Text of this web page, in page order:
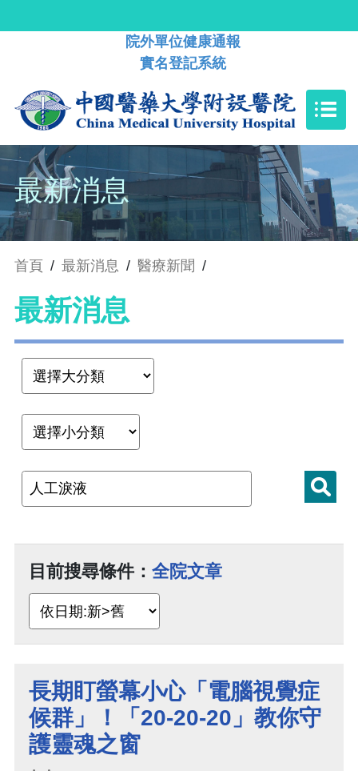
院外單位健康通報
實名登記系統
最新消息
首頁 / 最新消息 / 醫療新聞 /
最新消息
目前搜尋條件： 全院文章
長期盯螢幕小心「電腦視覺症
候群」！「20-20-20」教你守
護靈魂之窗